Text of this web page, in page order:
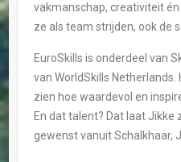
vakmanschap, creativiteit
ze als team strijden, ook de
EuroSkills is onderdeel van
van WorldSkills
zien hoe waardevol en
En dat talent? Dat laat Jikke
gewenst vanuit Schalkhaar,